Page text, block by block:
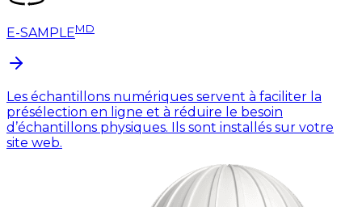
E-SAMPLEMD
Les échantillons numériques servent à faciliter la
présélection en ligne et à réduire le besoin
d’échantillons physiques. Ils sont installés sur votre
site web.